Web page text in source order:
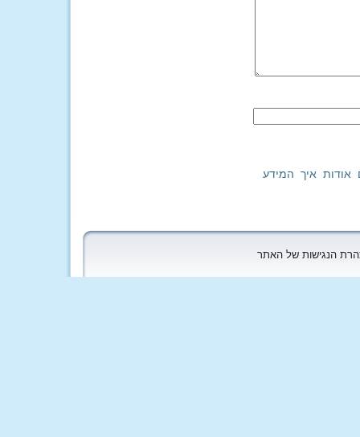
אודות איך המידע
הנגישות של האתר